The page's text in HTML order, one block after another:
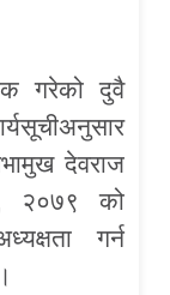
गरेको दुवै
देवराज
२०७९ को
गर्न